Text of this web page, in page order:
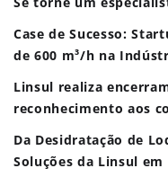
Case de Sucesso:
de 600 m³/h na
Linsul realiza
reconhecimento aos
Da Desidratação de
Soluções da Linsul em